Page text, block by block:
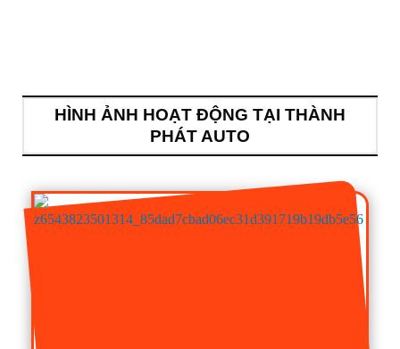
HÌNH ẢNH HOẠT ĐỘNG TẠI THÀNH
PHÁT AUTO